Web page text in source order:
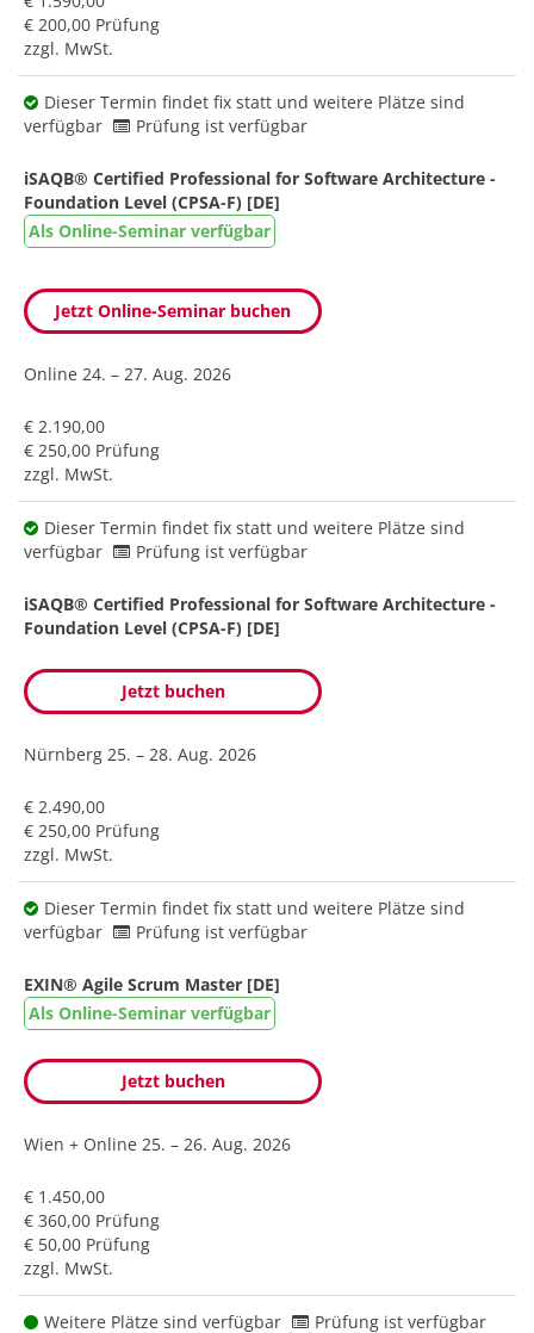
€ 200,00 Prüfung
zzgl. MwSt.
Dieser Termin findet fix statt und weitere Plätze sind
verfügbar
Prüfung ist verfügbar
iSAQB® Certified Professional for Software Architecture -
Foundation Level (CPSA-F) [DE]
Als Online-Seminar verfügbar
Jetzt Online-Seminar buchen
Online 24. – 27. Aug. 2026
€ 2.190,00
€ 250,00 Prüfung
zzgl. MwSt.
Dieser Termin findet fix statt und weitere Plätze sind
verfügbar
Prüfung ist verfügbar
iSAQB® Certified Professional for Software Architecture -
Foundation Level (CPSA-F) [DE]
Jetzt buchen
Nürnberg 25. – 28. Aug. 2026
€ 2.490,00
€ 250,00 Prüfung
zzgl. MwSt.
Dieser Termin findet fix statt und weitere Plätze sind
verfügbar
Prüfung ist verfügbar
EXIN® Agile Scrum Master [DE]
Als Online-Seminar verfügbar
Jetzt buchen
Wien + Online 25. – 26. Aug. 2026
€ 1.450,00
€ 360,00 Prüfung
€ 50,00 Prüfung
zzgl. MwSt.
Weitere Plätze sind verfügbar Prüfung ist verfügbar